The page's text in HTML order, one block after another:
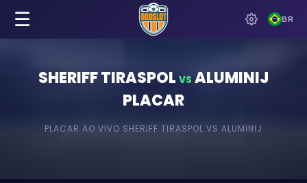
BR
☰
SHERIFF TIRASPOL VS ALUMINIJ
PLACAR
PLACAR AO VIVO SHERIFF TIRASPOL VS ALUMINIJ